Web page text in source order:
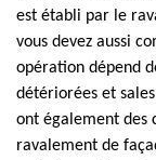
est établi par le
vous devez aussi
opération dépend
détériorées et
ont également des
ravalement de